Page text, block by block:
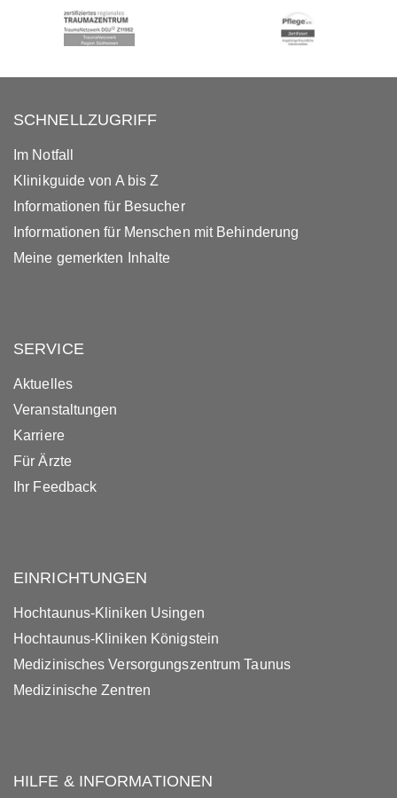
SCHNELLZUGRIFF
Im Notfall
Klinikguide von A bis Z
Informationen für Besucher
Informationen für Menschen mit Behinderung
Meine gemerkten Inhalte
SERVICE
Aktuelles
Veranstaltungen
Karriere
Für Ärzte
Ihr Feedback
EINRICHTUNGEN
Hochtaunus-Kliniken Usingen
Hochtaunus-Kliniken Königstein
Medizinisches Versorgungszentrum Taunus
Medizinische Zentren
HILFE & INFORMATIONEN